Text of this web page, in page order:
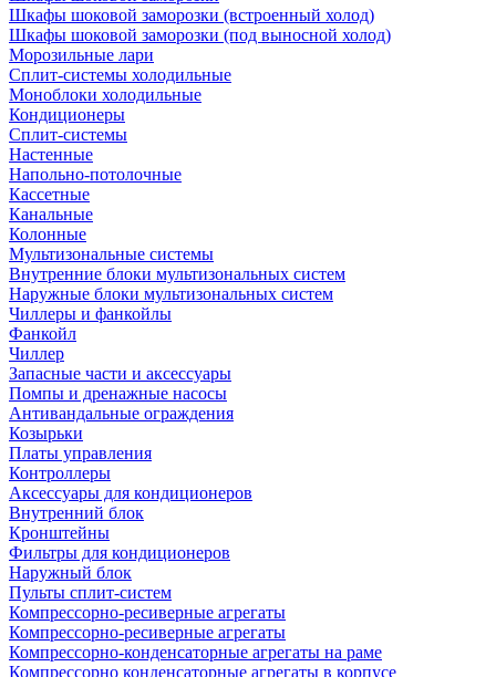
Шкафы шоковой заморозки (встроенный холод)
Шкафы шоковой заморозки (под выносной холод)
Морозильные лари
Сплит-системы холодильные
Моноблоки холодильные
Кондиционеры
Сплит-системы
Настенные
Напольно-потолочные
Кассетные
Канальные
Колонные
Мультизональные системы
Внутренние блоки мультизональных систем
Наружные блоки мультизональных систем
Чиллеры и фанкойлы
Фанкойл
Чиллер
Запасные части и аксессуары
Помпы и дренажные насосы
Антивандальные ограждения
Козырьки
Платы управления
Контроллеры
Аксессуары для кондиционеров
Внутренний блок
Кронштейны
Фильтры для кондиционеров
Наружный блок
Пульты сплит-систем
Компрессорно-ресиверные агрегаты
Компрессорно-ресиверные агрегаты
Компрессорно-конденсаторные агрегаты на раме
Компрессорно конденсаторные агрегаты в корпусе